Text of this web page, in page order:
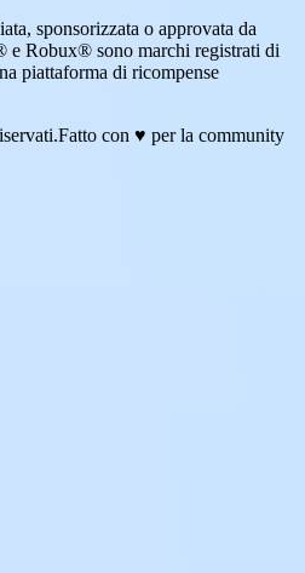
sponsorizzata o approvata da
Robux® sono marchi registrati di
piattaforma di ricompense
Fatto con ♥ per la community